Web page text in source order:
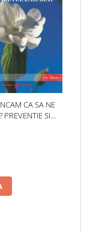
CA SA NE
PREVENTIE SI
SI IN